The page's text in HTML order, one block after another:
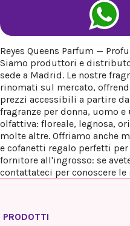
Reyes Queens Parfum —
Siamo produttori e
sede a Madrid. Le nostre
rinomati sul mercato,
prezzi accessibili a partire
fragranze per donna, uomo
olfattiva: floreale, legnosa,
molte altre. Offriamo anche
e cofanetti regalo perfetti
fornitore all'ingrosso: se
contattateci per conoscere
PRODOTTI